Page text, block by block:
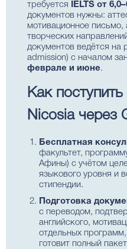
требуется
IELTS от
документов нужны:
мотивационное письмо,
творческих
документов ведётся на
admission) с началом
феврале и июне.
Как
Nicosia через
Бесплатная
факультет,
Афины) с учётом
языкового уровня и
стипендии.
Подготовка
с переводом,
английского,
отдельных
готовит полный